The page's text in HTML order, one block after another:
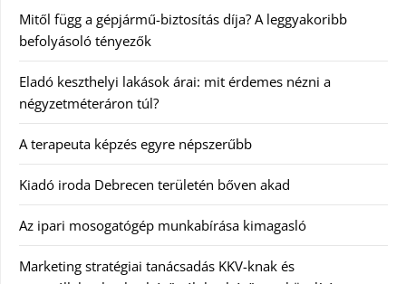
Mitől függ a gépjármű-biztosítás díja? A leggyakoribb
befolyásoló tényezők
Eladó keszthelyi lakások árai: mit érdemes nézni a
négyzetméteráron túl?
A terapeuta képzés egyre népszerűbb
Kiadó iroda Debrecen területén bőven akad
Az ipari mosogatógép munkabírása kimagasló
Marketing stratégiai tanácsadás KKV-knak és